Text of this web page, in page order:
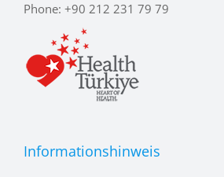
Phone: +90 212 231 79 79
Informationshinweis